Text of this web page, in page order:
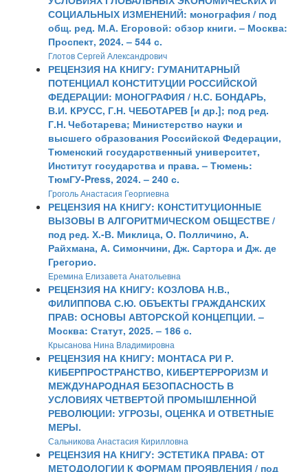
СОЦИАЛЬНЫХ ИЗМЕНЕНИЙ: монография / под
общ. ред. М.А. Егоровой: обзор книги. – Москва:
Проспект, 2024. – 544 с.
Глотов Сергей Александрович
РЕЦЕНЗИЯ НА КНИГУ: ГУМАНИТАРНЫЙ
ПОТЕНЦИАЛ КОНСТИТУЦИИ РОССИЙСКОЙ
ФЕДЕРАЦИИ: МОНОГРАФИЯ / Н.С. БОНДАРЬ,
В.И. КРУСС, Г.Н. ЧЕБОТАРЕВ [и др.]; под ред.
Г.Н. Чеботарева; Министерство науки и
высшего образования Российской Федерации,
Тюменский государственный университет,
Институт государства и права. – Тюмень:
ТюмГУ-Press, 2024. – 240 с.
Гроголь Анастасия Георгиевна
РЕЦЕНЗИЯ НА КНИГУ: КОНСТИТУЦИОННЫЕ
ВЫЗОВЫ В АЛГОРИТМИЧЕСКОМ ОБЩЕСТВЕ /
под ред. Х.-В. Миклица, О. Полличино, А.
Райхмана, А. Симончини, Дж. Сартора и Дж. де
Грегорио.
Еремина Елизавета Анатольевна
РЕЦЕНЗИЯ НА КНИГУ: КОЗЛОВА Н.В.,
ФИЛИППОВА С.Ю. ОБЪЕКТЫ ГРАЖДАНСКИХ
ПРАВ: ОСНОВЫ АВТОРСКОЙ КОНЦЕПЦИИ. –
Москва: Статут, 2025. – 186 с.
Крысанова Нина Владимировна
РЕЦЕНЗИЯ НА КНИГУ: МОНТАСА РИ Р.
КИБЕРПРОСТРАНСТВО, КИБЕРТЕРРОРИЗМ И
МЕЖДУНАРОДНАЯ БЕЗОПАСНОСТЬ В
УСЛОВИЯХ ЧЕТВЕРТОЙ ПРОМЫШЛЕННОЙ
РЕВОЛЮЦИИ: УГРОЗЫ, ОЦЕНКА И ОТВЕТНЫЕ
МЕРЫ.
Сальникова Анастасия Кирилловна
РЕЦЕНЗИЯ НА КНИГУ: ЭСТЕТИКА ПРАВА: ОТ
МЕТОДОЛОГИИ К ФОРМАМ ПРОЯВЛЕНИЯ / под